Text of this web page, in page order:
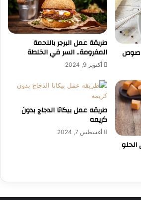
صوص
طريقة عمل البرجر باللحمة
المفرومة.. السر في الخلطة
أكتوبر 9, 2024
طريقه عمل بيكاتا الدجاج بدون
كريمه
أغسطس 7, 2024